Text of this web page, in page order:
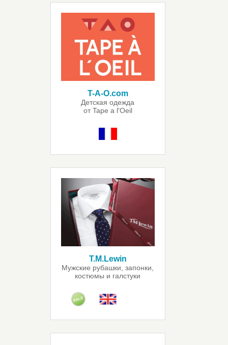
T-A-O.com
Детская одежда
от Tape a l'Oeil
T.M.Lewin
Мужские рубашки, запонки,
костюмы и галстуки